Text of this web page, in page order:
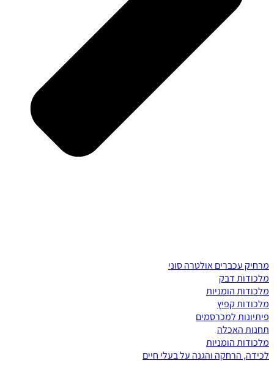
מרחיק עכברים אולטרה סוני
מלכודות דבק
מלכודות הומניות
מלכודות קפיץ
פיתיונות למכרסמים
תחנות האכלה
מלכודות הומניות
לכידה, הרחקה והגנה על בעלי חיים